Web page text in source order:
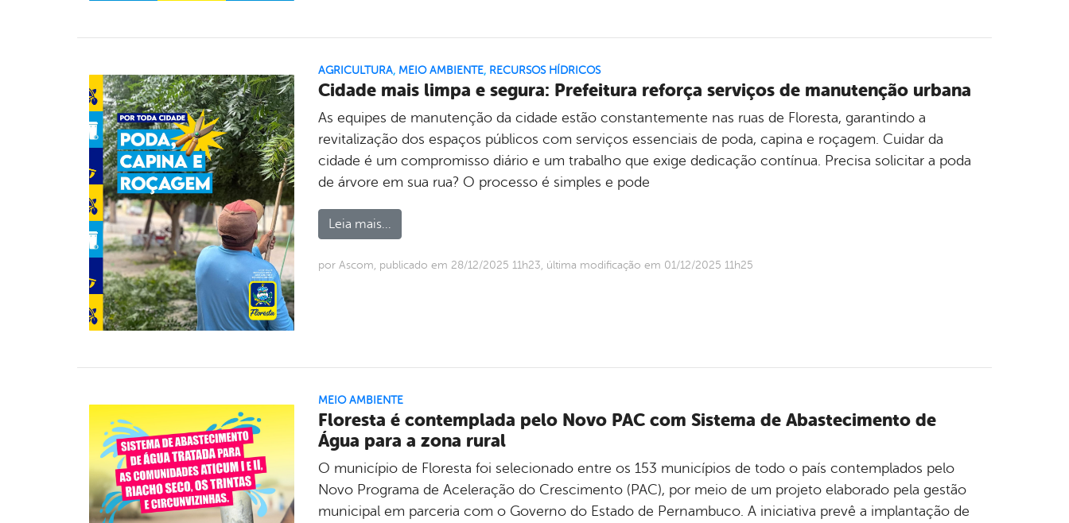
AGRICULTURA, MEIO AMBIENTE, RECURSOS HÍDRICOS
Cidade mais limpa e segura: Prefeitura reforça serviços de manutenção urbana
As equipes de manutenção da cidade estão constantemente nas ruas de Floresta, garantindo a
revitalização dos espaços públicos com serviços essenciais de poda, capina e roçagem. Cuidar da
cidade é um compromisso diário e um trabalho que exige dedicação contínua. Precisa solicitar a poda
de árvore em sua rua? O processo é simples e pode
Leia mais...
por Ascom, publicado em 28/12/2025 11h23, última modificação em 01/12/2025 11h25
MEIO AMBIENTE
Floresta é contemplada pelo Novo PAC com Sistema de Abastecimento de
Água para a zona rural
O município de Floresta foi selecionado entre os 153 municípios de todo o país contemplados pelo
Novo Programa de Aceleração do Crescimento (PAC), por meio de um projeto elaborado pela gestão
municipal em parceria com o Governo do Estado de Pernambuco. A iniciativa prevê a implantação de